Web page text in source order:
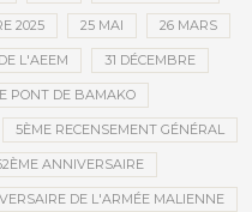
2025 25 MAI 26 MARS
L'AEEM 31 DÉCEMBRE
PONT DE BAMAKO
5ÈME RECENSEMENT GÉNÉRAL
ANNIVERSAIRE
DE L'ARMÉE MALIENNE